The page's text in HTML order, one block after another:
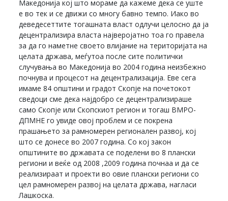
Македонија кој што мораме да кажеме дека се уште
е во тек и се движи со многу бавно темпо. Иако во
деведесеттите тогашната власт одлучи целосно да ја
децентрализира власта најверојатно тоа го правела
за да го наметне своето влијание на територијата на
целата држава, меѓутоа после сите политички
случувања во Македонија во 2004 година неизбежно
почнува и процесот на децентрализација. Еве сега
имаме 84 општини и градот Скопје на почетокот
сведоци сме дека најдобро се децентрализираше
само Скопје или Скопскиот регион и тогаш ВМРО-
ДПМНЕ го увиде овој проблем и се покрена
прашањето за рамномерен регионален развој, кој
што се донесе во 2007 година. Со кој закон
општините во државата се поделени во 8 плански
региони и веќе од 2008 ,2009 година почнаа и да се
реализираат и проекти во овие плански региони со
цел рамномерен развој на целата држава, нагласи
Лашкоска.